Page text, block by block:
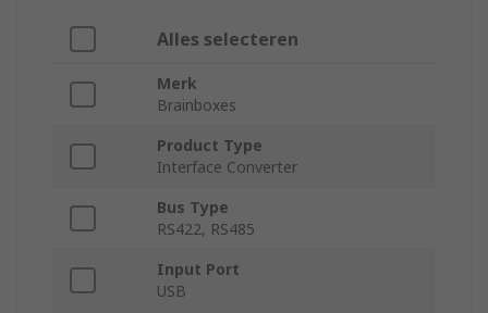
Alles selecteren
Merk
Brainboxes
Product Type
Interface Converter
Bus Type
RS422, RS485
Input Port
USB